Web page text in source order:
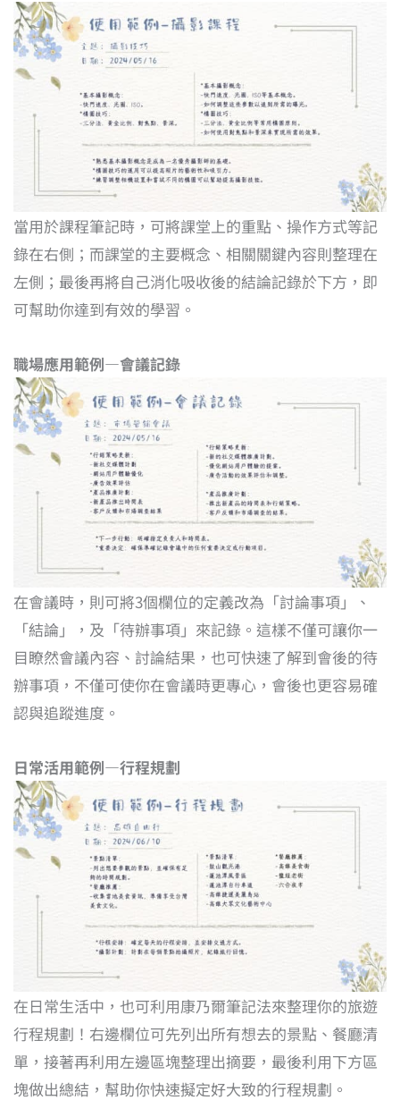
當用於課程筆記時，可將課堂上的重點、操作方式等記
錄在右側；而課堂的主要概念、相關關鍵內容則整理在
左側；最後再將自己消化吸收後的結論記錄於下方，即
可幫助你達到有效的學習。
職場應用範例—會議記錄
在會議時，則可將3個欄位的定義改為「討論事項」、
「結論」，及「待辦事項」來記錄。這樣不僅可讓你一
目瞭然會議內容、討論結果，也可快速了解到會後的待
辦事項，不僅可使你在會議時更專心，會後也更容易確
認與追蹤進度。
日常活用範例—行程規劃
在日常生活中，也可利用康乃爾筆記法來整理你的旅遊
行程規劃！右邊欄位可先列出所有想去的景點、餐廳清
單，接著再利用左邊區塊整理出摘要，最後利用下方區
塊做出總結，幫助你快速擬定好大致的行程規劃。